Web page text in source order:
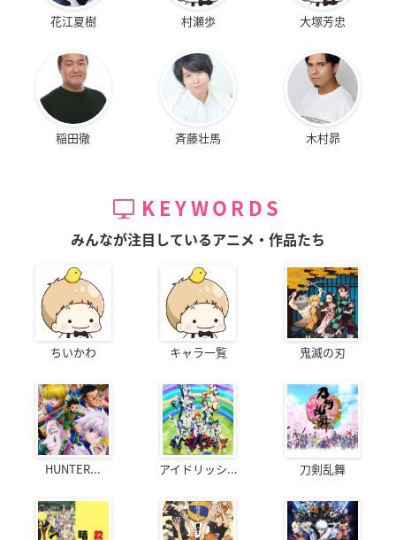
花江夏樹 村瀬歩 大塚芳忠
稲田徹 斉藤壮馬 木村昴
KEYWORDS
みんなが注目しているアニメ・作品たち
ちいかわ キャラ一覧 鬼滅の刃
HUNTER... アイドリッシ... 刀剣乱舞